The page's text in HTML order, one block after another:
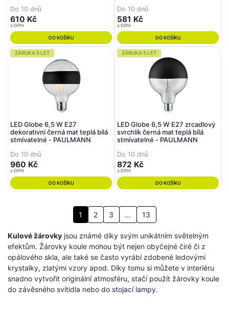
Do 10 dnů
610 Kč
s DPH
DO KOŠÍKU
Do 10 dnů
581 Kč
s DPH
DO KOŠÍKU
ZÁRUKA 5 LET
LED Globe 6,5 W E27
dekorativní černá mat teplá bílá
stmívatelné - PAULMANN
Do 10 dnů
960 Kč
s DPH
DO KOŠÍKU
ZÁRUKA 5 LET
LED Globe 6,5 W E27 zrcadlový
svrchlík černá mat teplá bílá
stmívatelné - PAULMANN
Do 10 dnů
872 Kč
s DPH
DO KOŠÍKU
1 2 3 ... 13
Kulové žárovky jsou známé díky svým unikátním světelným
efektům. Žárovky koule mohou být nejen obyčejné čiré či z
opálového skla, ale také se často vyrábí zdobené ledovými
krystalky, zlatými vzory apod. Díky tomu si můžete v interiéru
snadno vytvořit originální atmosféru, stačí použít žárovky koule
do závěsného svítidla nebo do stojací lampy.